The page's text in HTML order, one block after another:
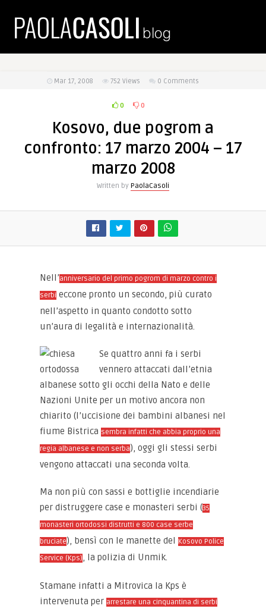
Mar 17, 2008 752 Views 0 Comments
0 0
Kosovo, due pogrom a
confronto: 17 marzo 2004 – 17
marzo 2008
Written by PaolaCasoli
Nell’anniversario del primo pogrom di marzo contro i
serbi eccone pronto un secondo, più curato
nell’aspetto in quanto condotto sotto
un’aura di legalità e internazionalità.
Se quattro anni fa i serbi
vennero attaccati dall’etnia
albanese sotto gli occhi della Nato e delle
Nazioni Unite per un motivo ancora non
chiarito (l’uccisione dei bambini albanesi nel
fiume Bistricasembra infatti che abbia proprio una
regia albanese e non serba), oggi gli stessi serbi
vengono attaccati una seconda volta.
Ma non più con sassi e bottiglie incendiarie
per distruggere case e monasteri serbi (35
monasteri ortodossi distrutti e 800 case serbe
bruciate), bensì con le manette delKosovo Police
Service (Kps), la polizia di Unmik.
Stamane infatti a Mitrovica la Kps è
intervenuta perarrestare una cinquantina di serbi